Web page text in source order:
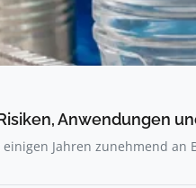
Anwendungen
einigen Jahren zunehmend an